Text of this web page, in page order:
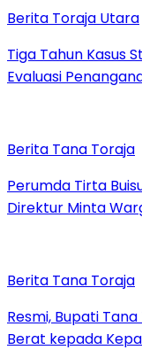
Berita Toraja Utara
Tiga Tahun Kasus
Evaluasi
Berita Tana Toraja
Perumda Tirta
Direktur Minta
Berita Tana Toraja
Resmi, Bupati
Berat kepada